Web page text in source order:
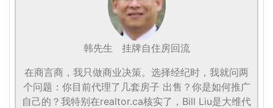
韩先生
挂牌自住房回流
在商言商，我只做商业决策。选择经纪时，我就问两
个问题：你目前代理了几套房子 出售？你是如何推广
自己的？我特别在realtor.ca核实了，Bill Liu是大维代